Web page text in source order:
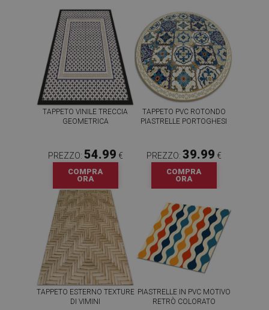
TAPPETO VINILE TRECCIA
GEOMETRICA
PREZZO: 54.99 €
COMPRA
ORA
TAPPETO PVC ROTONDO
PIASTRELLE PORTOGHESI
PREZZO: 39.99 €
COMPRA
ORA
TAPPETO ESTERNO TEXTURE
DI VIMINI
PIASTRELLE IN PVC MOTIVO
RETRÒ COLORATO